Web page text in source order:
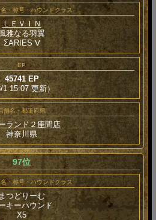
・称号・ハウンドクラス
ＬＥＶＩＮ
雅なる羽翼
ΣARIES Ⅴ
EP
45741 EP
1 15:07 更新）
舗名・都道府県
ランド２座間店
神奈川県
97位
・称号・ハウンドクラス
つどりーむ
キーハウンド
Χ5